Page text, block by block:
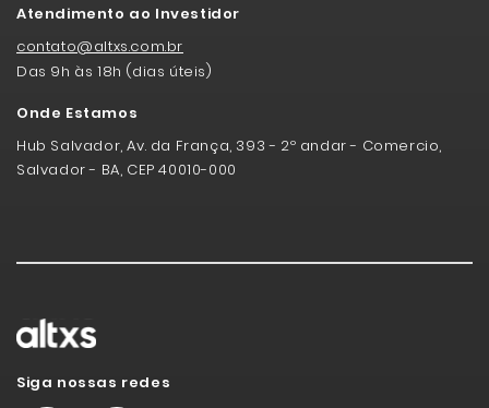
Atendimento ao Investidor
contato@altxs.com.br
Das 9h às 18h (dias úteis)
Onde Estamos
Hub Salvador, Av. da França, 393 - 2º andar - Comercio,
Salvador - BA, CEP 40010-000
Siga nossas redes